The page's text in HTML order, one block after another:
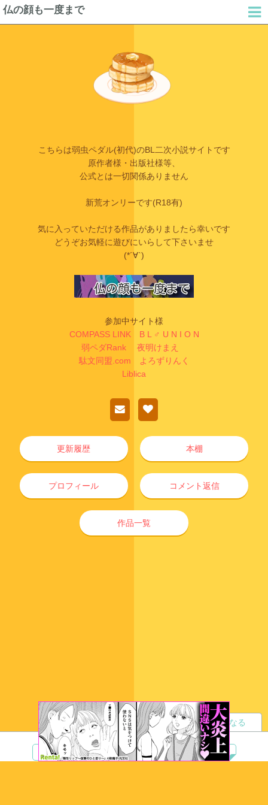
仏の顔も一度まで
こちらは弱虫ペダル(初代)のBL二次小説サイトです
原作者様・出版社様等、
公式とは一切関係ありません
新荒オンリーです(R18有)
気に入っていただける作品がありましたら幸いです
どうぞお気軽に遊びにいらして下さいませ
(*´∀`)
参加中サイト様
COMPASS LINK
B L ♂ U N I O N
弱ペダRank
夜明けまえ
駄文同盟.com
よろずりんく
Liblica
更新履歴 本棚
プロフィール コメント返信
作品一覧
夢小説 ツイステ R18 鬼滅の刃 BL
読者になる